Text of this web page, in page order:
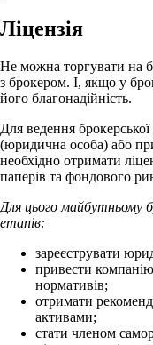
Ліцензія
Не можна торгувати на
з брокером. І, якщо у
його благонадійність.
Для ведення брокерської
(юридична особа) або
необхідно отримати
паперів та фондового
Для цього майбутньому
етапів:
зареєструвати
привести
нормативів;
отримати
активами;
стати членом